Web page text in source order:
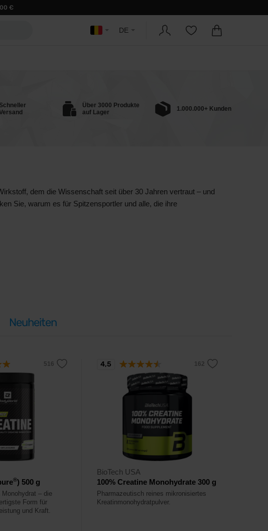
€
DE
Schneller
Über 3000 Produkte
auf Lager
1.000.000+ Kunden
dem die Wissenschaft seit über 30 Jahren vertraut – und
Sie, warum es für Spitzensportler und alle, die ihre
Neuheiten
®) 500 g
– die
Form für
und Kraft.
BioTech USA
100% Creatine Monohydrate 300 g
Pharmazeutisch reines mikronisiertes
Kreatinmonohydratpulver.
4,5